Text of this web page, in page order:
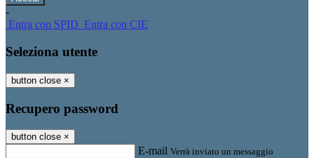
-
Entra con SPID Entra con CIE
Seleziona utente
button close ×
Recupero password
button close ×
E-mail Verrà inviato un messaggio